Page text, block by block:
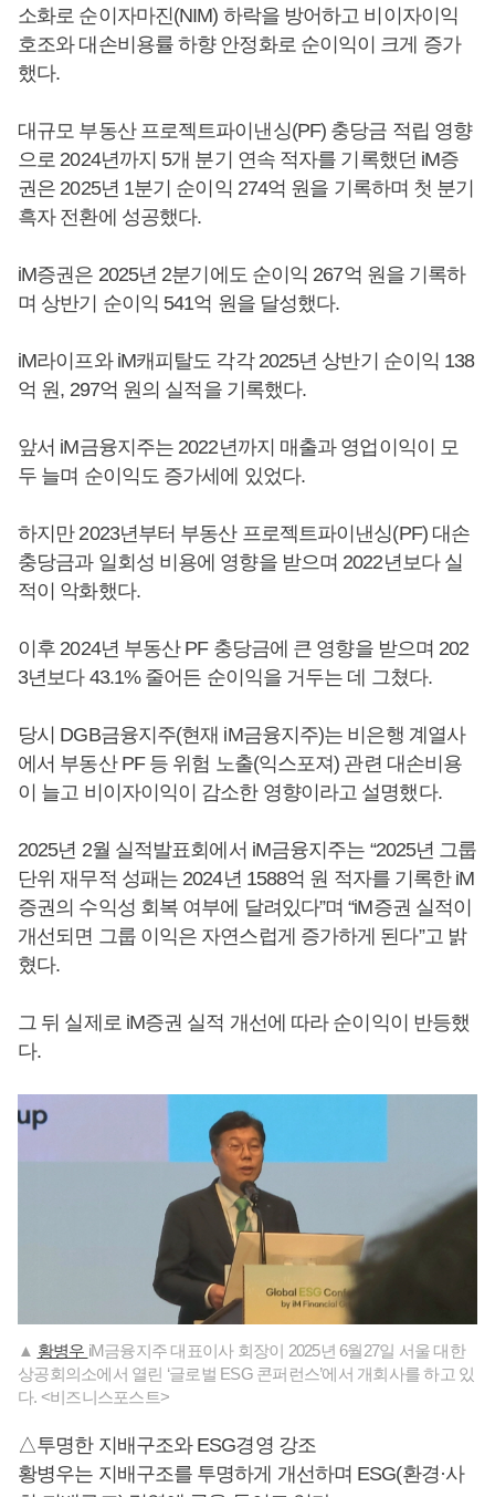
소화로 순이자마진(NIM) 하락을 방어하고 비이자이익
호조와 대손비용률 하향 안정화로 순이익이 크게 증가
했다.
대규모 부동산 프로젝트파이낸싱(PF) 충당금 적립 영향
으로 2024년까지 5개 분기 연속 적자를 기록했던 iM증
권은 2025년 1분기 순이익 274억 원을 기록하며 첫 분기
흑자 전환에 성공했다.
iM증권은 2025년 2분기에도 순이익 267억 원을 기록하
며 상반기 순이익 541억 원을 달성했다.
iM라이프와 iM캐피탈도 각각 2025년 상반기 순이익 138
억 원, 297억 원의 실적을 기록했다.
앞서 iM금융지주는 2022년까지 매출과 영업이익이 모
두 늘며 순이익도 증가세에 있었다.
하지만 2023년부터 부동산 프로젝트파이낸싱(PF) 대손
충당금과 일회성 비용에 영향을 받으며 2022년보다 실
적이 악화했다.
이후 2024년 부동산 PF 충당금에 큰 영향을 받으며 202
3년보다 43.1% 줄어든 순이익을 거두는 데 그쳤다.
당시 DGB금융지주(현재 iM금융지주)는 비은행 계열사
에서 부동산 PF 등 위험 노출(익스포져) 관련 대손비용
이 늘고 비이자이익이 감소한 영향이라고 설명했다.
2025년 2월 실적발표회에서 iM금융지주는 “2025년 그룹
단위 재무적 성패는 2024년 1588억 원 적자를 기록한 iM
증권의 수익성 회복 여부에 달려있다”며 “iM증권 실적이
개선되면 그룹 이익은 자연스럽게 증가하게 된다”고 밝
혔다.
그 뒤 실제로 iM증권 실적 개선에 따라 순이익이 반등했
다.
▲ 황병우 iM금융지주 대표이사 회장이 2025년 6월27일 서울 대한
상공회의소에서 열린 ‘글로벌 ESG 콘퍼런스’에서 개회사를 하고 있
다. <비즈니스포스트>
△투명한 지배구조와 ESG경영 강조
황병우는 지배구조를 투명하게 개선하며 ESG(환경·사